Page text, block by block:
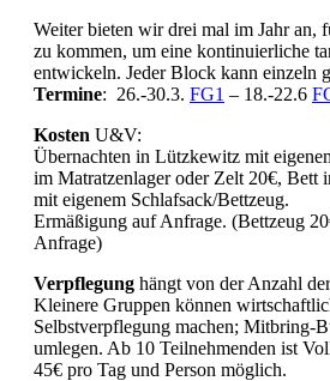
Weiter bieten wir drei mal im Jahr an,
zu kommen, um eine kontinuierliche
entwickeln. Jeder Block kann einzeln
Termine: 26.-30.3. FG1 – 18.-22.6
Kosten U&V:
Übernachten in Lützkewitz mit
im Matratzenlager oder Zelt 20€, Bett
mit eigenem Schlafsack/Bettzeug.
Ermäßigung auf Anfrage. (Bettzeug
Anfrage)
Verpflegung hängt von der Anzahl
Kleinere Gruppen können
Selbstverpflegung machen; Mitbring-
umlegen. Ab 10 Teilnehmenden ist
45€ pro Tag und Person möglich.